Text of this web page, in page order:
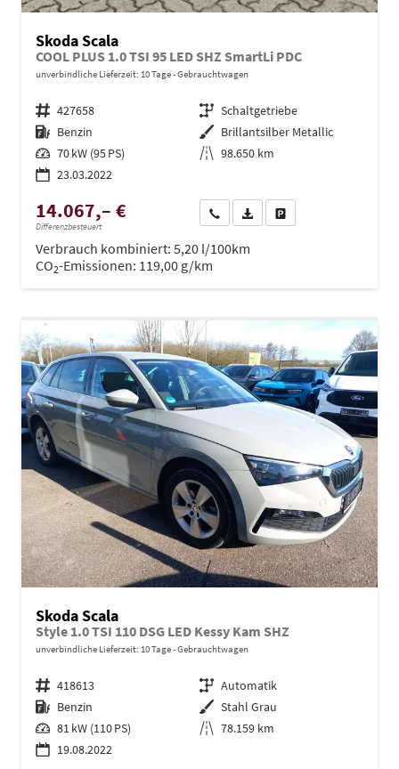
Skoda Scala
COOL PLUS 1.0 TSI 95 LED SHZ SmartLi PDC
unverbindliche Lieferzeit: 10 Tage Gebrauchtwagen
Fahrzeugnr. 427658 Getriebe Schaltgetriebe
Kraftstoff Benzin Außenfarbe Brillantsilber Metallic
Leistung 70 kW (95 PS) Kilometerstand 98.650 km
23.03.2022
14.067,– €
Differenzbesteuert
Wir rufen Sie anPDF-Datei, Fahrzeugexposé
Verbrauch kombiniert: 5,20 l/100km
CO2-Emissionen: 119,00 g/km
Skoda Scala
Style 1.0 TSI 110 DSG LED Kessy Kam SHZ
unverbindliche Lieferzeit: 10 Tage Gebrauchtwagen
Fahrzeugnr. 418613 Getriebe Automatik
Kraftstoff Benzin Außenfarbe Stahl Grau
Leistung 81 kW (110 PS) Kilometerstand 78.159 km
19.08.2022